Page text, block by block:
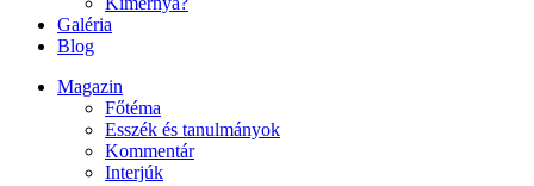
Galéria
Blog
Magazin
Főtéma
Esszék és tanulmányok
Kommentár
Interjúk